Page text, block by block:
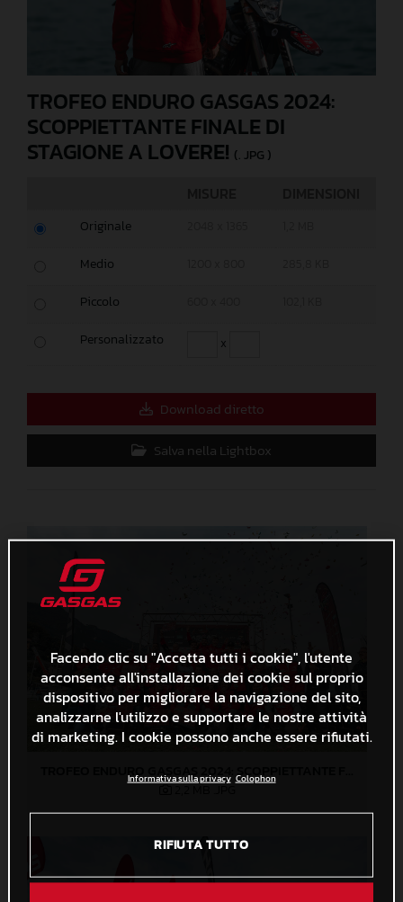
TROFEO ENDURO GASGAS 2024:
SCOPPIETTANTE FINALE DI
STAGIONE A LOVERE! (. JPG )
Originale
Medio
Piccolo
Personalizzato x
Download diretto
Salva nella Lightbox
Facendo clic su "Accetta tutti i cookie", l'utente
acconsente all'installazione dei cookie sul proprio
dispositivo per migliorare la navigazione del sito,
analizzarne l'utilizzo e supportare le nostre attività
di marketing. I cookie possono anche essere rifiutati.
Informativa sulla privacy Colophon
RIFIUTA TUTTO